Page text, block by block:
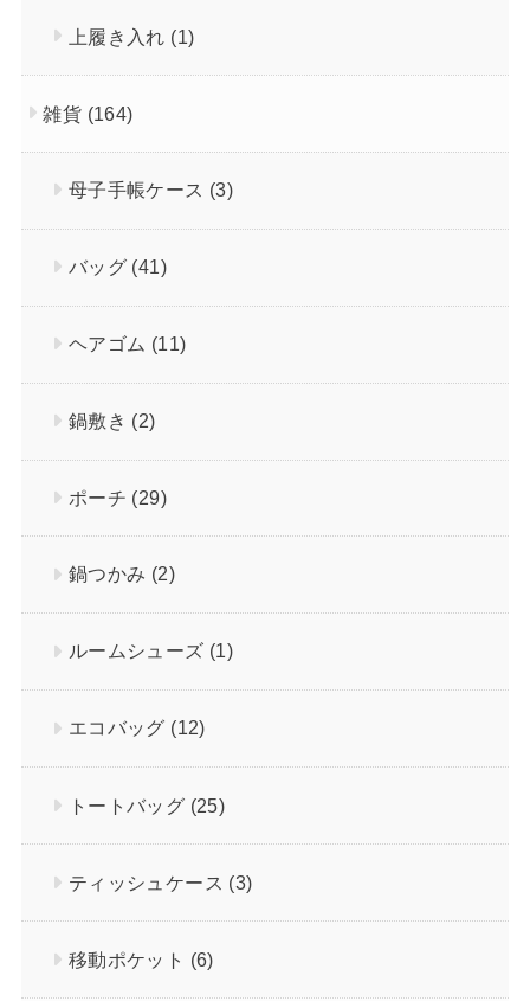
上履き入れ (1)
雑貨 (164)
母子手帳ケース (3)
バッグ (41)
ヘアゴム (11)
鍋敷き (2)
ポーチ (29)
鍋つかみ (2)
ルームシューズ (1)
エコバッグ (12)
トートバッグ (25)
ティッシュケース (3)
移動ポケット (6)